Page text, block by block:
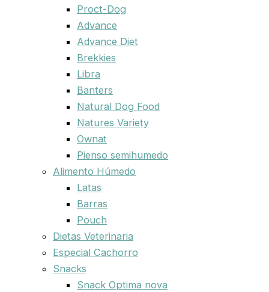
Proct-Dog
Advance
Advance Diet
Brekkies
Libra
Banters
Natural Dog Food
Natures Variety
Ownat
Pienso semihumedo
Alimento Húmedo
Latas
Barras
Pouch
Dietas Veterinaria
Especial Cachorro
Snacks
Snack Optima nova